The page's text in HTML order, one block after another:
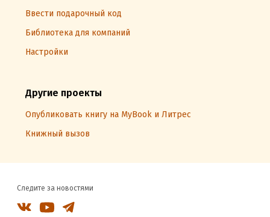
Ввести подарочный код
Библиотека для компаний
Настройки
Другие проекты
Опубликовать книгу на MyBook и Литрес
Книжный вызов
Следите за новостями